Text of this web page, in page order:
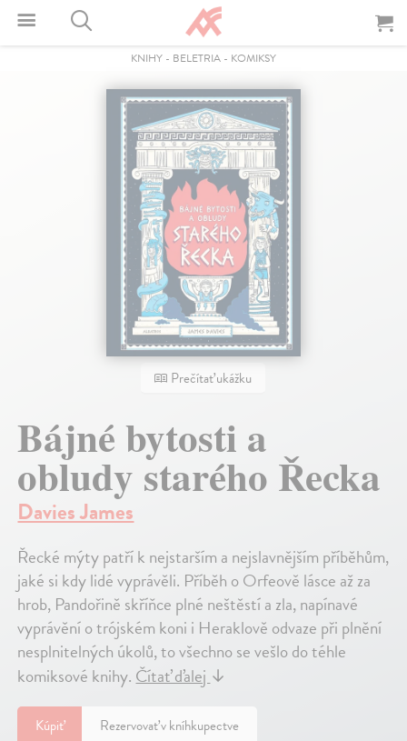
KNIHY - BELETRIA - KOMIKSY
Prečítať ukážku
Bájné bytosti a
obludy starého Řecka
Davies James
Řecké mýty patří k nejstarším a nejslavnějším příběhům,
jaké si kdy lidé vyprávěli. Příběh o Orfeově lásce až za
hrob, Pandořině skříňce plné neštěstí a zla, napínavé
vyprávění o trójském koni i Heraklově odvaze při plnění
nesplnitelných úkolů, to všechno se vešlo do téhle
komiksové knihy.Čítať ďalej↓
Kúpiť Rezervovať v kníhkupectve